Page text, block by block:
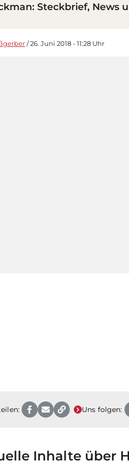
Steckbrief, News
/ 26. Juni 2018 - 11:28 Uhr
Uns folgen:
Inhalte über